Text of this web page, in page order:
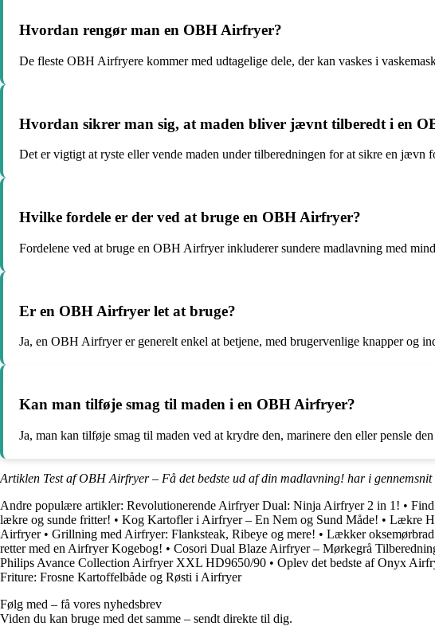
Hvordan rengør man en OBH Airfryer?
De fleste OBH Airfryere kommer med udtagelige dele, der kan vaskes i
Hvordan sikrer man sig, at maden bliver jævnt tilberedt i en
Det er vigtigt at ryste eller vende maden under tilberedningen for at sikre en jævn
Hvilke fordele er der ved at bruge en OBH Airfryer?
Fordelene ved at bruge en OBH Airfryer inkluderer sundere madlavning med
Er en OBH Airfryer let at bruge?
Ja, en OBH Airfryer er generelt enkel at betjene, med brugervenlige knapper og
Kan man tilføje smag til maden i en OBH Airfryer?
Ja, man kan tilføje smag til maden ved at krydre den, marinere den eller pensle
Artiklen Test af OBH Airfryer – Få det bedste ud af din madlavning! har i gennemsnit
Andre populære artikler: Revolutionerende Airfryer Dual: Ninja Airfryer 2 in 1! •
lækre og sunde fritter! • Kog Kartofler i Airfryer – En Nem og Sund Måde! • Lækre
Airfryer• Grillning med Airfryer: Flanksteak, Ribeye og mere! • Lækker
retter med en Airfryer Kogebog! • Cosori Dual Blaze Airfryer – Mørkegrå
Philips Avance Collection Airfryer XXL HD9650/90 • Oplev det bedste af Onyx
Friture: Frosne Kartoffelbåde og Røsti i Airfryer
Følg med – få vores nyhedsbrev
Viden du kan bruge med det samme – sendt direkte til dig.